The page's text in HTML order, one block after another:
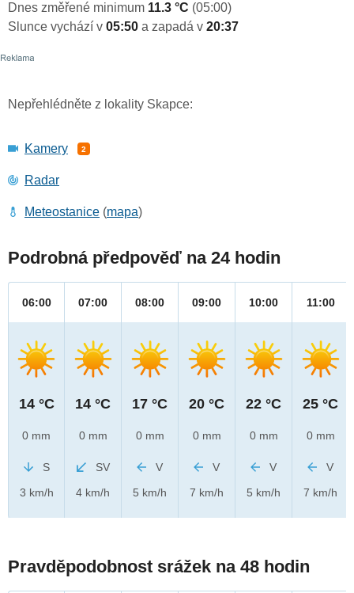
Dnes změřené minimum 11.3 °C (05:00)
Slunce vychází v 05:50 a zapadá v 20:37
Nepřehlédněte z lokality Skapce:
Kamery 2
Radar
Meteostanice (mapa)
Podrobná předpověď na 24 hodin
06:00
14 °C
0 mm
S
3 km/h
07:00
14 °C
0 mm
SV
4 km/h
08:00
17 °C
0 mm
V
5 km/h
09:00
20 °C
0 mm
V
7 km/h
10:00
22 °C
0 mm
V
5 km/h
11:00
25 °C
0 mm
V
7 km/h
Pravděpodobnost srážek na 48 hodin